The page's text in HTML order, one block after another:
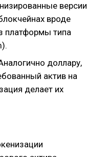
версии
вроде
платформы типа
доллару,
актив на
делает их